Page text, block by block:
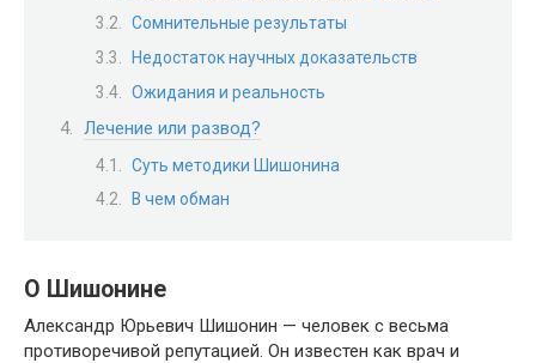
Сомнительные результаты
Недостаток научных доказательств
Ожидания и реальность
Лечение или развод?
Суть методики Шишонина
В чем обман
О Шишонине
Александр Юрьевич Шишонин — человек с весьма
противоречивой репутацией. Он известен как врач и